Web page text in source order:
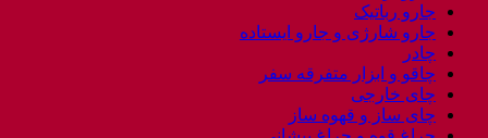
جارو رباتیک
جارو شارژی و جارو ایستاده
چادر
چاقو و ابزار متفرقه سفر
چای خارجی
چای ساز و قهوه ساز